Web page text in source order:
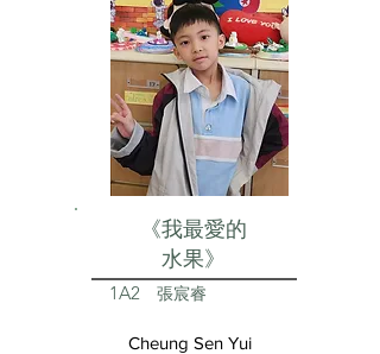
《我最愛的
水果》
1A2 張宸睿
Cheung Sen Yui